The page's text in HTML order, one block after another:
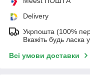
Delivery
Укрпошта (100%
Вкажіть будь ласка
Всі умови доставки